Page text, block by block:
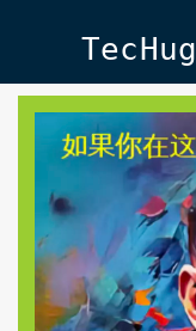
TecHug